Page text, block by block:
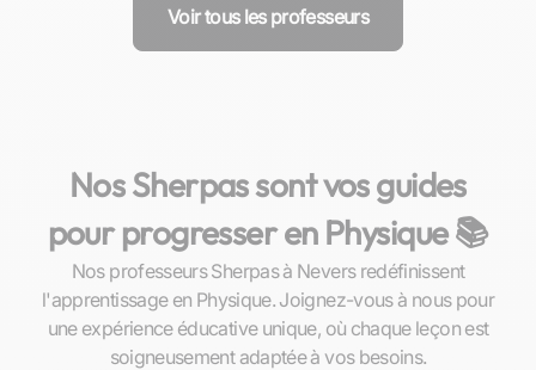
Voir tous les professeurs
Nos Sherpas sont vos guides
pour progresser en Physique 📚
Nos professeurs Sherpas à Nevers redéfinissent
l'apprentissage en Physique. Joignez-vous à nous pour
une expérience éducative unique, où chaque leçon est
soigneusement adaptée à vos besoins.